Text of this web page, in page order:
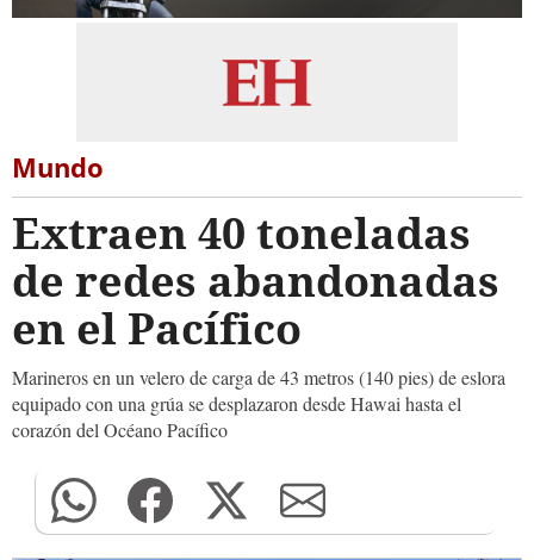
Mundo
Extraen 40 toneladas
de redes abandonadas
en el Pacífico
Marineros en un velero de carga de 43 metros (140 pies) de eslora
equipado con una grúa se desplazaron desde Hawai hasta el
corazón del Océano Pacífico